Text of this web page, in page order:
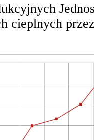
cieplnych